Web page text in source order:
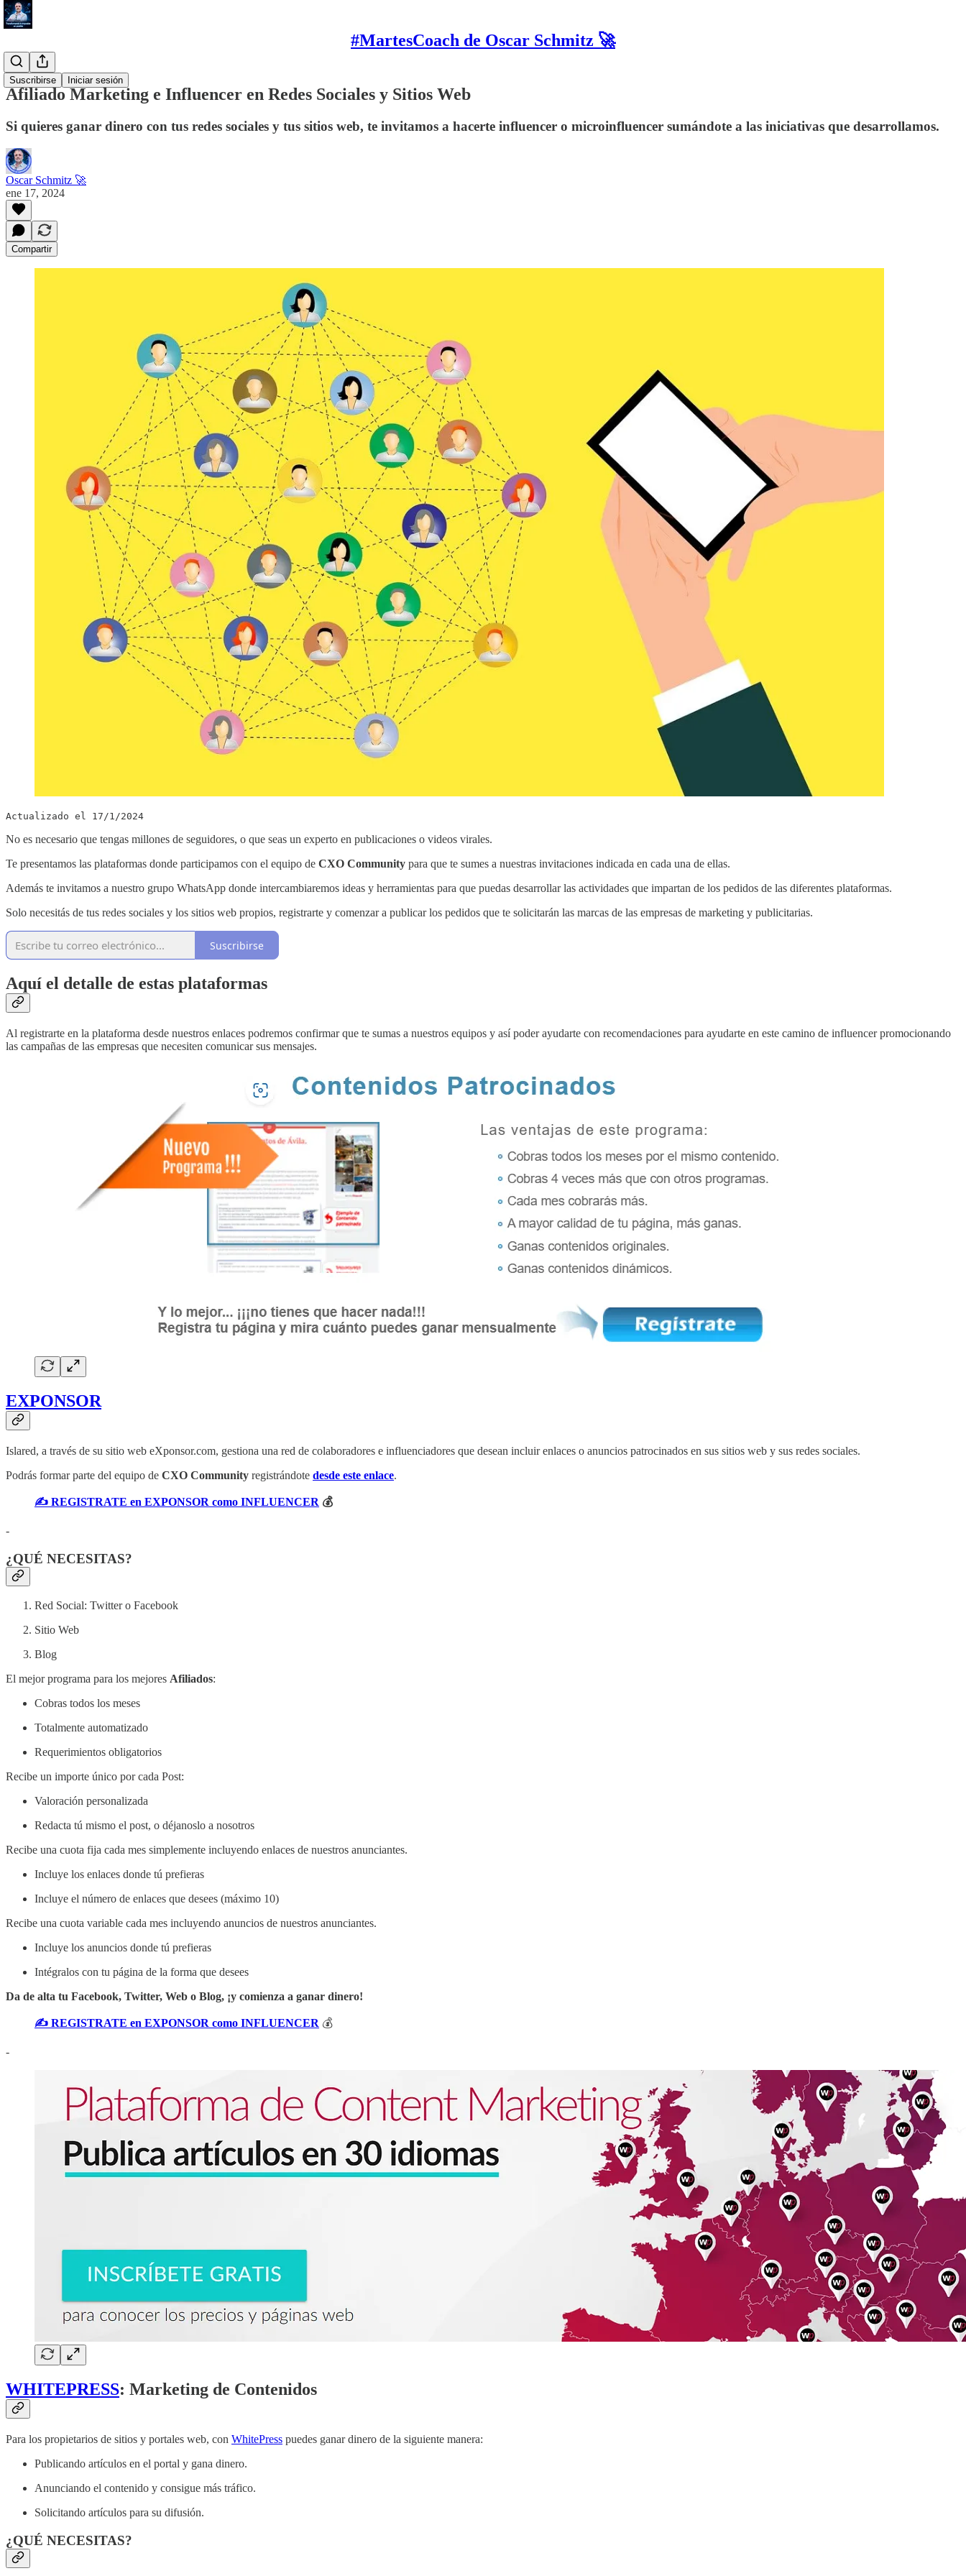
#MartesCoach de Oscar Schmitz 🚀
Suscribirse Iniciar sesión
#TechHub
Afiliado Marketing e Influencer en Redes Sociales y Sitios Web
Si quieres ganar dinero con tus redes sociales y tus sitios web, te invitamos a hacerte influencer o microinfluencer sumándote a las iniciativas que desarrollamos.
Oscar Schmitz 🚀
ene 17, 2024
Compartir
Actualizado el 17/1/2024
No es necesario que tengas millones de seguidores, o que seas un experto en publicaciones o videos virales.
Te presentamos las plataformas donde participamos con el equipo de CXO Community para que te sumes a nuestras invitaciones indicada en cada una de ellas.
Además te invitamos a nuestro grupo WhatsApp donde intercambiaremos ideas y herramientas para que puedas desarrollar las actividades que impartan de los pedidos de las diferentes plataformas.
Solo necesitás de tus redes sociales y los sitios web propios, registrarte y comenzar a publicar los pedidos que te solicitarán las marcas de las empresas de marketing y publicitarias.
Suscribirse
Aquí el detalle de estas plataformas
Al registrarte en la plataforma desde nuestros enlaces podremos confirmar que te sumas a nuestros equipos y así poder ayudarte con recomendaciones para ayudarte en este camino de influencer promocionando
las campañas de las empresas que necesiten comunicar sus mensajes.
EXPONSOR
Islared, a través de su sitio web eXponsor.com, gestiona una red de colaboradores e influenciadores que desean incluir enlaces o anuncios patrocinados en sus sitios web y sus redes sociales.
Podrás formar parte del equipo de CXO Community registrándote desde este enlace.
✍️ REGISTRATE en EXPONSOR como INFLUENCER 💰
-
¿QUÉ NECESITAS?
Red Social: Twitter o Facebook
Sitio Web
Blog
El mejor programa para los mejores Afiliados:
Cobras todos los meses
Totalmente automatizado
Requerimientos obligatorios
Recibe un importe único por cada Post:
Valoración personalizada
Redacta tú mismo el post, o déjanoslo a nosotros
Recibe una cuota fija cada mes simplemente incluyendo enlaces de nuestros anunciantes.
Incluye los enlaces donde tú prefieras
Incluye el número de enlaces que desees (máximo 10)
Recibe una cuota variable cada mes incluyendo anuncios de nuestros anunciantes.
Incluye los anuncios donde tú prefieras
Intégralos con tu página de la forma que desees
Da de alta tu Facebook, Twitter, Web o Blog, ¡y comienza a ganar dinero!
✍️ REGISTRATE en EXPONSOR como INFLUENCER 💰
-
WHITEPRESS: Marketing de Contenidos
Para los propietarios de sitios y portales web, con WhitePress puedes ganar dinero de la siguiente manera:
Publicando artículos en el portal y gana dinero.
Anunciando el contenido y consigue más tráfico.
Solicitando artículos para su difusión.
¿QUÉ NECESITAS?